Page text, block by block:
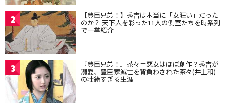
2 【豊臣兄弟！】秀吉は本当に「女狂い」だった
のか？ 天下人を彩った11人の側室たちを時系列
で一挙紹介
3 『豊臣兄弟！』茶々＝悪女はほぼ創作？秀吉が
溺愛、豊臣家滅亡を背負わされた茶々(井上和)
の壮絶すぎる生涯